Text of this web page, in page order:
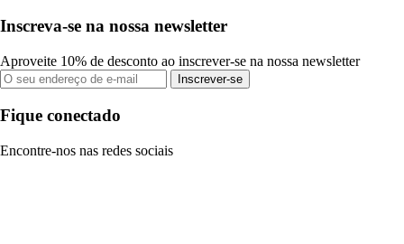
Inscreva-se na nossa newsletter
Aproveite 10% de desconto ao inscrever-se na nossa newsletter
Inscrever-se
Fique conectado
Encontre-nos nas redes sociais